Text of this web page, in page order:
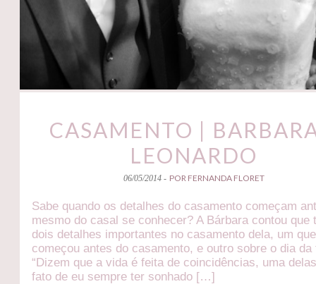
CASAMENTO |
LEONARDO
06/05/2014 - POR FERNANDA FLORET
Sabe quando os detalhes do casamento começam
mesmo do casal se conhecer? A Bárbara contou que
dois detalhes importantes no casamento dela, um que
começou antes do casamento, e outro sobre o dia da
“Dizem que a vida é feita de coincidências, uma
fato de eu sempre ter sonhado […]